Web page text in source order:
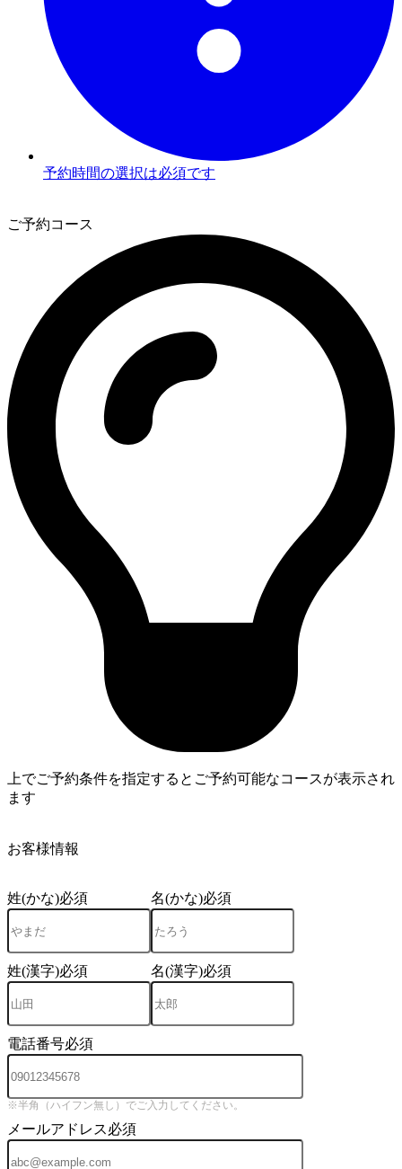
予約時間の選択は必須です
ご予約コース
上でご予約条件を指定するとご予約可能なコースが表示され
ます
お客様情報
姓(かな)必須 名(かな)必須
姓(漢字)必須 名(漢字)必須
電話番号必須
※半角（ハイフン無し）でご入力してください。
メールアドレス必須